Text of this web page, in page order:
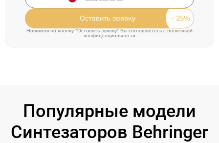
Оставить заявку
Нажимая на кнопку "Оставить заявку" Вы соглашаетесь cполитикой
конфиденциальности
Популярные модели
Синтезаторов Behringer